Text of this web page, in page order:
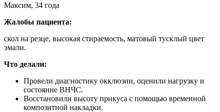
Максим, 34 года
Жалобы пациента:
скол на резце, высокая стираемость, матовый тусклый цвет
эмали.
Что делали:
Провели диагностику окклюзии, оценили нагрузку и
состояние ВНЧС.
Восстановили высоту прикуса с помощью временной
композитной накладки.